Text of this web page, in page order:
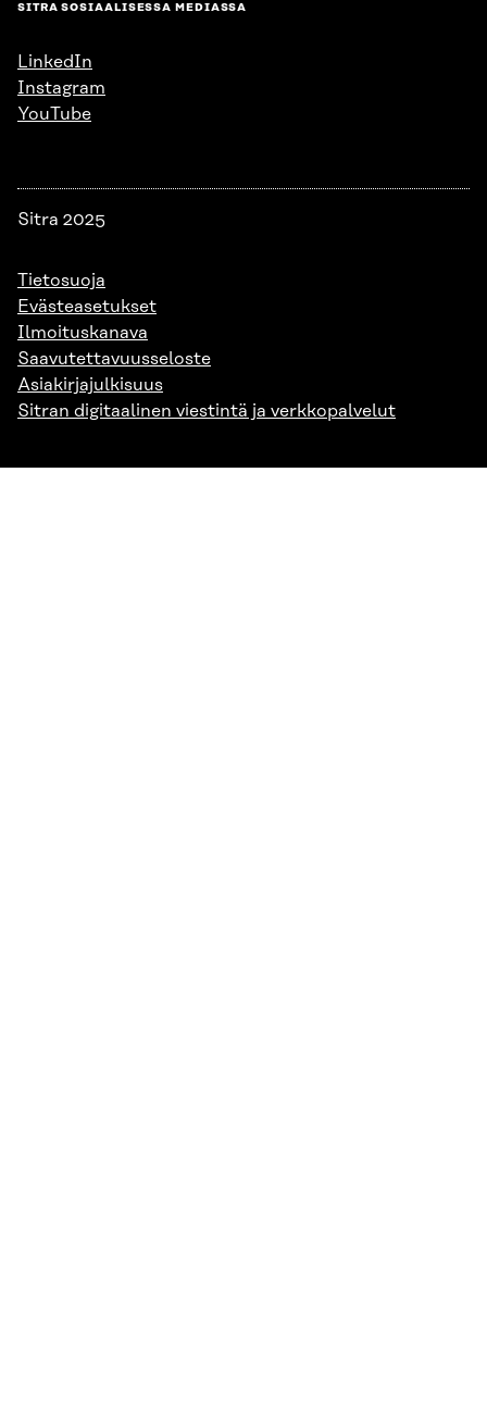
SITRA SOSIAALISESSA MEDIASSA
LinkedIn
Instagram
YouTube
Sitra 2025
Tietosuoja
Evästeasetukset
Ilmoituskanava
Saavutettavuusseloste
Asiakirjajulkisuus
Sitran digitaalinen viestintä ja verkkopalvelut